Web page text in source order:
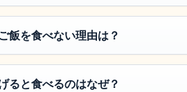
飯を食べない理由は？
ると食べるのはなぜ？